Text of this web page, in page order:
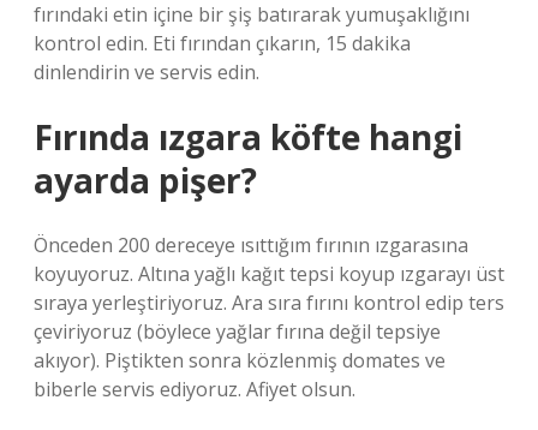
fırındaki etin içine bir şiş batırarak yumuşaklığını
kontrol edin. Eti fırından çıkarın, 15 dakika
dinlendirin ve servis edin.
Fırında ızgara köfte hangi
ayarda pişer?
Önceden 200 dereceye ısıttığım fırının ızgarasına
koyuyoruz. Altına yağlı kağıt tepsi koyup ızgarayı üst
sıraya yerleştiriyoruz. Ara sıra fırını kontrol edip ters
çeviriyoruz (böylece yağlar fırına değil tepsiye
akıyor). Piştikten sonra közlenmiş domates ve
biberle servis ediyoruz. Afiyet olsun.